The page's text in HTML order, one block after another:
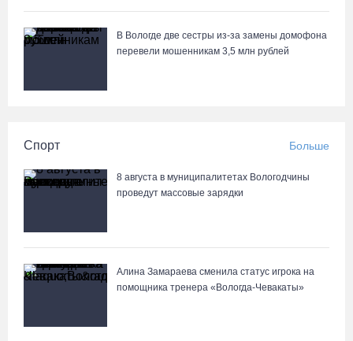
В Вологде две сестры из-за замены домофона
перевели мошенникам 3,5 млн рублей
Спорт Больше
8 августа в муниципалитетах Вологодчины
проведут массовые зарядки
Алина Замараева сменила статус игрока на
помощника тренера «Вологда-Чевакаты»